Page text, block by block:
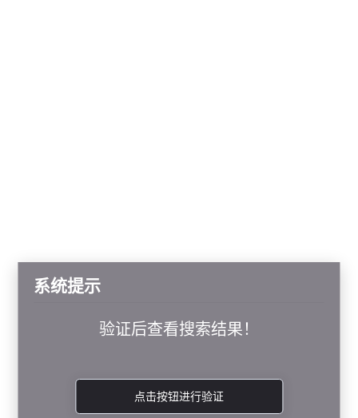
系统提示
验证后查看搜索结果！
点击按钮进行验证